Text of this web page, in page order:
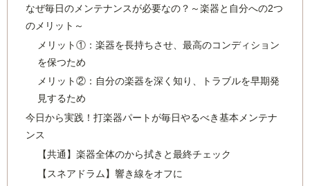
なぜ毎日のメンテナンスが必要なの？～楽器と自分への2つ
のメリット～
メリット①：楽器を長持ちさせ、最高のコンディション
を保つため
メリット②：自分の楽器を深く知り、トラブルを早期発
見するため
今日から実践！打楽器パートが毎日やるべき基本メンテナ
ンス
【共通】楽器全体のから拭きと最終チェック
【スネアドラム】響き線をオフに